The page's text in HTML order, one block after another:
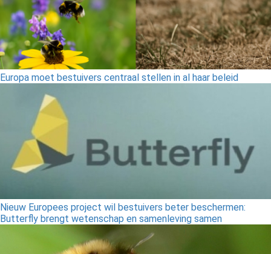
Europa moet bestuivers centraal stellen in al haar beleid
Nieuw Europees project wil bestuivers beter beschermen:
Butterfly brengt wetenschap en samenleving samen